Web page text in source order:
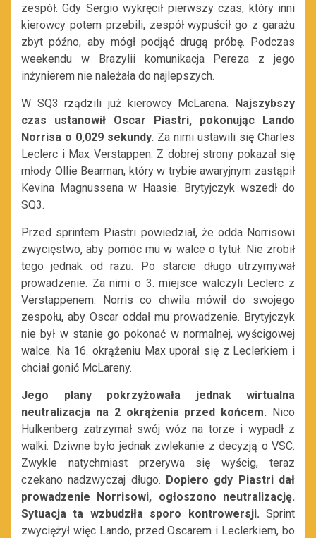
zespół. Gdy Sergio wykręcił pierwszy czas, który inni
kierowcy potem przebili, zespół wypuścił go z garażu
zbyt późno, aby mógł podjąć drugą próbę. Podczas
weekendu w Brazylii komunikacja Pereza z jego
inżynierem nie należała do najlepszych.
W SQ3 rządzili już kierowcy McLarena. Najszybszy
czas ustanowił Oscar Piastri, pokonując Lando
Norrisa o 0,029 sekundy. Za nimi ustawili się Charles
Leclerc i Max Verstappen. Z dobrej strony pokazał się
młody Ollie Bearman, który w trybie awaryjnym zastąpił
Kevina Magnussena w Haasie. Brytyjczyk wszedł do
SQ3.
Przed sprintem Piastri powiedział, że odda Norrisowi
zwycięstwo, aby pomóc mu w walce o tytuł. Nie zrobił
tego jednak od razu. Po starcie długo utrzymywał
prowadzenie. Za nimi o 3. miejsce walczyli Leclerc z
Verstappenem. Norris co chwila mówił do swojego
zespołu, aby Oscar oddał mu prowadzenie. Brytyjczyk
nie był w stanie go pokonać w normalnej, wyścigowej
walce. Na 16. okrążeniu Max uporał się z Leclerkiem i
chciał gonić McLareny.
Jego plany pokrzyżowała jednak wirtualna
neutralizacja na 2 okrążenia przed końcem. Nico
Hulkenberg zatrzymał swój wóz na torze i wypadł z
walki. Dziwne było jednak zwlekanie z decyzją o VSC.
Zwykle natychmiast przerywa się wyścig, teraz
czekano nadzwyczaj długo. Dopiero gdy Piastri dał
prowadzenie Norrisowi, ogłoszono neutralizację.
Sytuacja ta wzbudziła sporo kontrowersji. Sprint
zwyciężył więc Lando, przed Oscarem i Leclerkiem, bo